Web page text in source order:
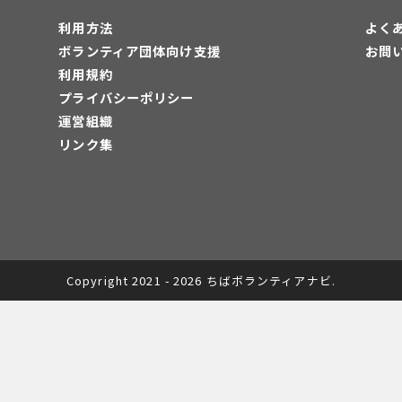
利用方法
ボランティア団体向け支援
利用規約
プライバシーポリシー
運営組織
リンク集
よく
お問
Copyright 2021 - 2026 ちばボランティアナビ.